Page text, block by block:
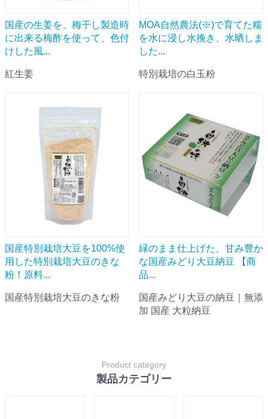
国産の生姜を、梅干し製造時
に出来る梅酢を使って、色付
けした風...
紅生姜
MOA自然農法(※)で育てた糯
を水に浸し水挽き、水晒しま
した...
特別栽培の白玉粉
国産特別栽培大豆を100%使
用した特別栽培大豆のきな
粉！原料...
国産特別栽培大豆のきな粉
緑のまま仕上げた、甘み豊か
な国産みどり大豆納豆 【商
品...
国産みどり大豆の納豆｜無添
加 国産 大粒納豆
Product category
製品カテゴリー